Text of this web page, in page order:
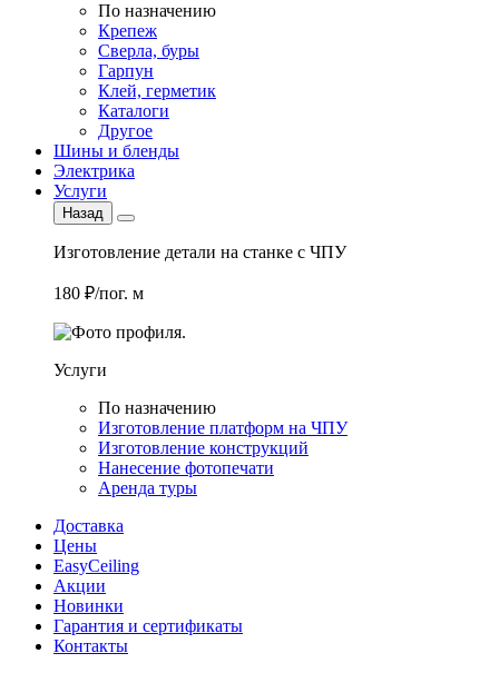
По назначению
Крепеж
Сверла, буры
Гарпун
Клей, герметик
Каталоги
Другое
Шины и бленды
Электрика
Услуги
Назад
Изготовление детали на станке с ЧПУ
180 ₽/пог. м
Услуги
По назначению
Изготовление платформ на ЧПУ
Изготовление конструкций
Нанесение фотопечати
Аренда туры
Доставка
Цены
EasyCeiling
Акции
Новинки
Гарантия и сертификаты
Контакты